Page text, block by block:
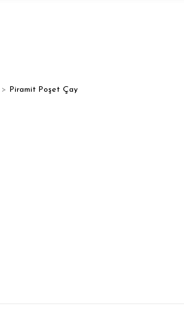
Piramit Poşet Çay